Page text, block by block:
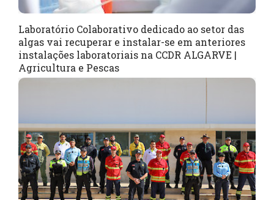
Laboratório Colaborativo dedicado ao setor das
algas vai recuperar e instalar-se em anteriores
instalações laboratoriais na CCDR ALGARVE |
Agricultura e Pescas